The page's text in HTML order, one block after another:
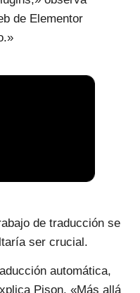
de Elementor
de traducción se
ser crucial.
automática,
Pison. «Más allá